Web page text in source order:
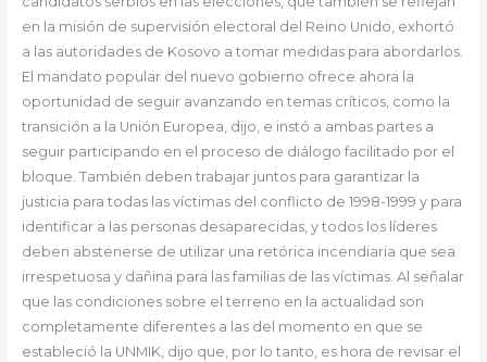
en la misión de supervisión electoral del Reino Unido, exhortó
a las autoridades de Kosovo a tomar medidas para abordarlos.
El mandato popular del nuevo gobierno ofrece ahora la
oportunidad de seguir avanzando en temas críticos, como la
transición a la Unión Europea, dijo, e instó a ambas partes a
seguir participando en el proceso de diálogo facilitado por el
bloque. También deben trabajar juntos para garantizar la
justicia para todas las víctimas del conflicto de 1998-1999 y para
identificar a las personas desaparecidas, y todos los líderes
deben abstenerse de utilizar una retórica incendiaria que sea
irrespetuosa y dañina para las familias de las víctimas. Al señalar
que las condiciones sobre el terreno en la actualidad son
completamente diferentes a las del momento en que se
estableció la UNMIK, dijo que, por lo tanto, es hora de revisar el